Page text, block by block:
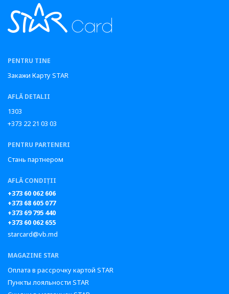
PENTRU TINE
Закажи Карту STAR
AFLĂ DETALII
1303
+373 22 21 03 03
PENTRU PARTENERI
Стань партнером
AFLĂ CONDIȚII
+373 60 062 606
+373 68 605 077
+373 69 795 440
+373 60 062 655
starcard@vb.md
MAGAZINE STAR
Оплата в рассрочку картой STAR
Пункты лояльности STAR